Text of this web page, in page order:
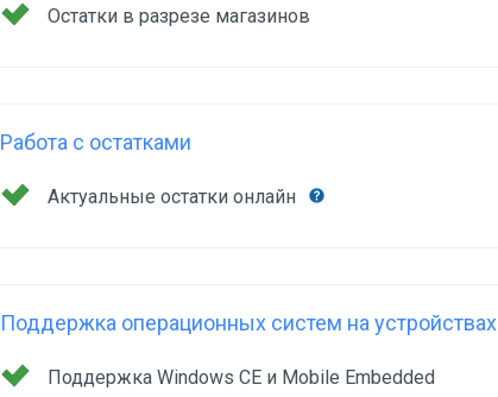
Остатки в разрезе магазинов
Работа с остатками
Актуальные остатки онлайн
Поддержка операционных систем на устройствах
Поддержка Windows CE и Mobile Embedded